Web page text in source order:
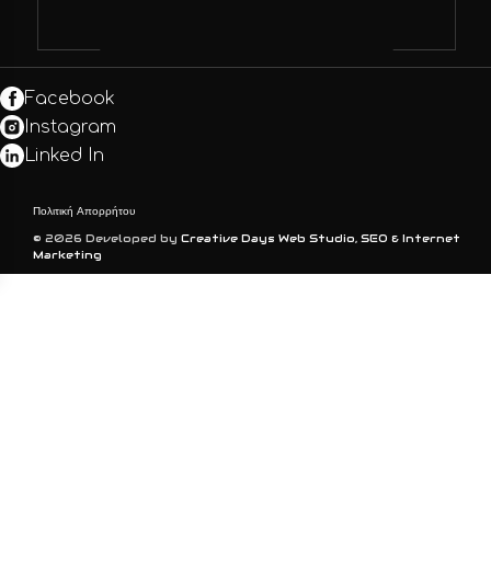
© 2026 Developed by Creative Days Web Studio, SEO & Internet
Marketing
Πολιτική Απορρήτου
Facebook
Instagram
Linked In